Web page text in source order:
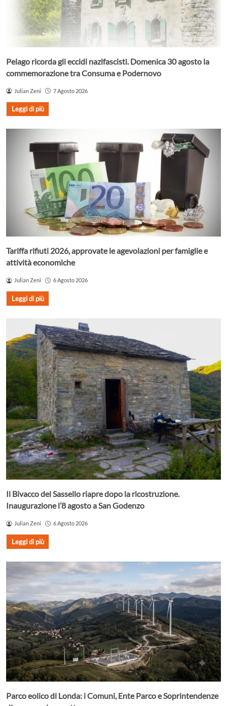
Pelago ricorda gli eccidi nazifascisti. Domenica 30 agosto la
commemorazione tra Consuma e Podernovo
Julian Zeni 7 Agosto 2026
Leggi di più
Tariffa rifiuti 2026, approvate le agevolazioni per famiglie e
attività economiche
Julian Zeni 6 Agosto 2026
Leggi di più
Il Bivacco del Sassello riapre dopo la ricostruzione.
Inaugurazione l’8 agosto a San Godenzo
Julian Zeni 6 Agosto 2026
Leggi di più
Parco eolico di Londa: i Comuni, Ente Parco e Soprintendenze